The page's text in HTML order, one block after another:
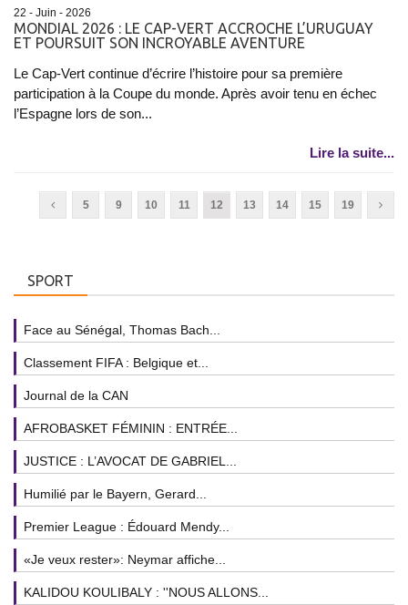
22 - Juin - 2026
MONDIAL 2026 : LE CAP-VERT ACCROCHE L’URUGUAY
ET POURSUIT SON INCROYABLE AVENTURE
Le Cap-Vert continue d’écrire l’histoire pour sa première
participation à la Coupe du monde. Après avoir tenu en échec
l’Espagne lors de son...
Lire la suite...
5 9 10 11 12 13 14 15 19
SPORT
Face au Sénégal, Thomas Bach...
Classement FIFA : Belgique et...
Journal de la CAN
AFROBASKET FÉMININ : ENTRÉE...
JUSTICE : L’AVOCAT DE GABRIEL...
Humilié par le Bayern, Gerard...
Premier League : Édouard Mendy...
«Je veux rester»: Neymar affiche...
KALIDOU KOULIBALY : ''NOUS ALLONS...